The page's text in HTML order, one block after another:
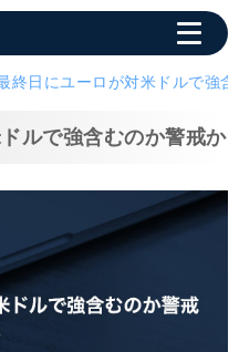
終日にユーロが対米ドルで強
ルで強含むのか警戒か